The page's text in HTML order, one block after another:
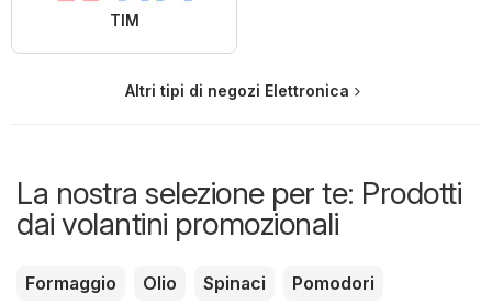
TIM
Altri tipi di negozi Elettronica
La nostra selezione per te: Prodotti
dai volantini promozionali
Formaggio Olio Spinaci Pomodori